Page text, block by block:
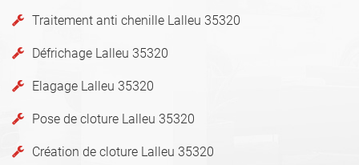
Traitement anti chenille Lalleu 35320
Défrichage Lalleu 35320
Elagage Lalleu 35320
Pose de cloture Lalleu 35320
Création de cloture Lalleu 35320